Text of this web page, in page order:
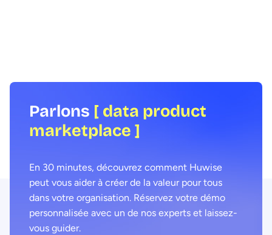
Parlons [ data product
marketplace ]
En 30 minutes, découvrez comment Huwise
peut vous aider à créer de la valeur pour tous
dans votre organisation. Réservez votre démo
personnalisée avec un de nos experts et laissez-
vous guider.